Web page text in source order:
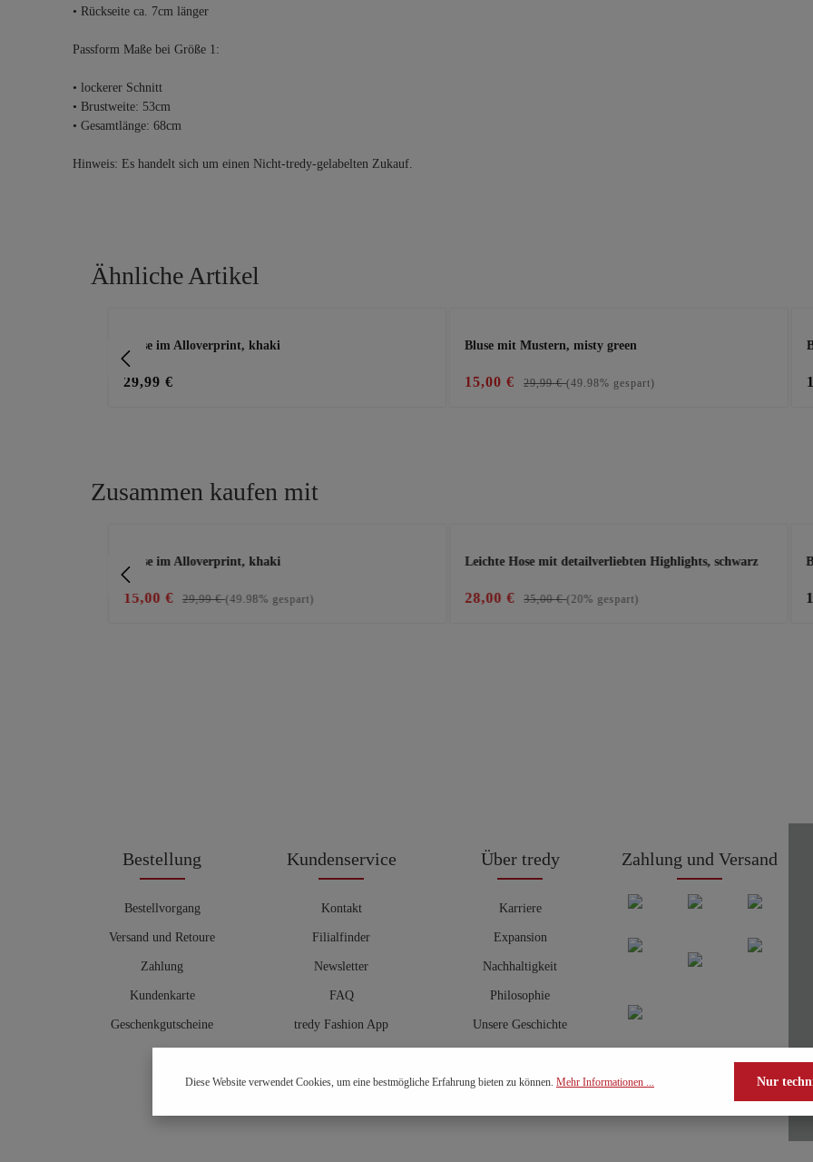
• Rückseite ca. 7cm länger
Passform Maße bei Größe 1:
• lockerer Schnitt
• Brustweite: 53cm
• Gesamtlänge: 68cm
Hinweis: Es handelt sich um einen Nicht-tredy-gelabelten Zukauf.
Ähnliche Artikel
Bluse im Alloverprint, khaki
29,99 €
Bluse mit Mustern, misty green
15,00 € 29,99 €(49.98% gespart)
Zusammen kaufen mit
Bluse im Alloverprint, khaki
15,00 € 29,99 €(49.98% gespart)
Leichte Hose mit detailverliebten Highlights, schwarz
28,00 € 35,00 €(20% gespart)
Bestellung
Bestellvorgang
Versand und Retoure
Zahlung
Kundenkarte
Geschenkgutscheine
Kundenservice
Kontakt
Filialfinder
Newsletter
FAQ
tredy Fashion App
Hosenberater
Über tredy
Karriere
Expansion
Nachhaltigkeit
Philosophie
Unsere Geschichte
Zahlung und Versand
Diese Website verwendet Cookies, um eine bestmögliche Erfahrung bieten zu können. Mehr Informationen ... Nur